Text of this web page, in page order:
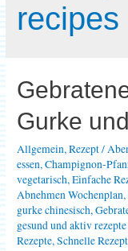
recipes
Gurke
Allgemein,Rezept/
essen,Champignon-
vegetarisch,Einfache
Abnehmen Wochenplan,
gurke chinesisch,
gesund und aktiv
Rezepte,Schnelle